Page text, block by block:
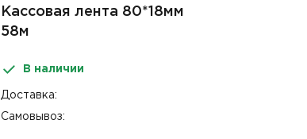
Кассовая лента 80*18мм
58м
В наличии
Доставка:
Самовывоз: